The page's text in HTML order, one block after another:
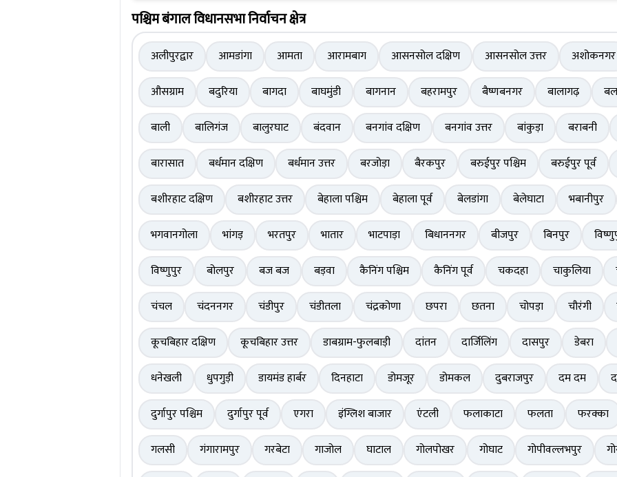
पश्चिम बंगाल विधानसभा निर्वाचन क्षेत्र
अलीपुरद्वार आमडांगा आमता आरामबाग आसनसोल दक्षिण आसनसोल उत्तर
अशोकनगर
औसग्राम
बदुरिया बागदा बाघमुंडी बागनान बहरामपुर बैष्णबनगर बालागढ़
बाली
बालिगंज बालुरघाट बंदवान बनगांव दक्षिण बनगांव उत्तर बांकुड़ा बराबनी
बारासात
बर्धमान दक्षिण बर्धमान उत्तर बरजोड़ा बैरकपुर बरुईपुर पश्चिम बरुईपुर पूर्व
बशीरहाट दक्षिण
बशीरहाट उत्तर बेहाला पश्चिम बेहाला पूर्व बेलडांगा बेलेघाटा भबानीपुर
भगवानगोला
भांगड़ भरतपुर भातार भाटपाड़ा बिधाननगर बीजपुर बिनपुर
विष्णुपुर
बोलपुर बज बज बड़वा कैनिंग पश्चिम कैनिंग पूर्व चकदहा चाकुलिया
चंचल
चंदननगर चंडीपुर चंडीतला चंद्रकोणा छपरा छतना चोपड़ा चौरंगी
कूचबिहार दक्षिण
कूचबिहार उत्तर डाबग्राम-फुलबाड़ी दांतन दार्जिलिंग दासपुर डेबरा
धनेखली
धुपगुड़ी डायमंड हार्बर दिनहाटा डोमजूर डोमकल दुबराजपुर दम दम
दुर्गापुर पश्चिम
दुर्गापुर पूर्व एगरा इंग्लिश बाजार एंटली फलाकाटा फलता फरक्का
गलसी
गंगारामपुर गरबेटा गाजोल घाटाल गोलपोखर गोघाट गोपीवल्लभपुर